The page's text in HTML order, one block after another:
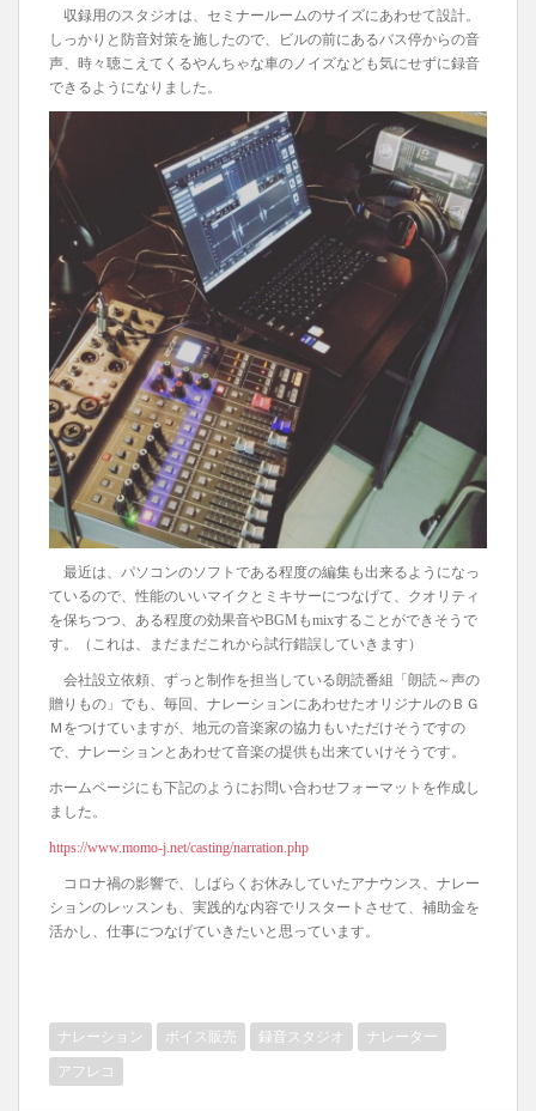
収録用のスタジオは、セミナールームのサイズにあわせて設計。
しっかりと防音対策を施したので、ビルの前にあるバス停からの音
声、時々聴こえてくるやんちゃな車のノイズなども気にせずに録音
できるようになりました。
最近は、パソコンのソフトである程度の編集も出来るようになっ
ているので、性能のいいマイクとミキサーにつなげて、クオリティ
を保ちつつ、ある程度の効果音やBGMもmixすることができそうで
す。（これは、まだまだこれから試行錯誤していきます）
会社設立依頼、ずっと制作を担当している朗読番組「朗読～声の
贈りもの」でも、毎回、ナレーションにあわせたオリジナルのＢＧ
Ｍをつけていますが、地元の音楽家の協力もいただけそうですの
で、ナレーションとあわせて音楽の提供も出来ていけそうです。
ホームページにも下記のようにお問い合わせフォーマットを作成し
ました。
https://www.momo-j.net/casting/narration.php
コロナ禍の影響で、しばらくお休みしていたアナウンス、ナレー
ションのレッスンも、実践的な内容でリスタートさせて、補助金を
活かし、仕事につなげていきたいと思っています。
ナレーション ボイス販売 録音スタジオ
ナレーター
アフレコ